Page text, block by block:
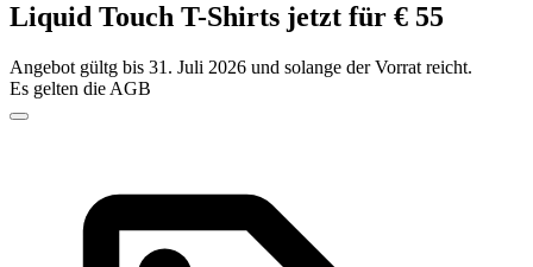
Liquid Touch T-Shirts jetzt für € 55
Angebot gültg bis 31. Juli 2026 und solange der Vorrat reicht.
Es gelten die AGB